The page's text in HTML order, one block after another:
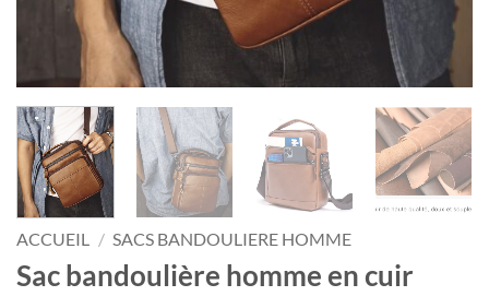
ACCUEIL / SACS BANDOULIERE HOMME
Sac bandoulière homme en cuir